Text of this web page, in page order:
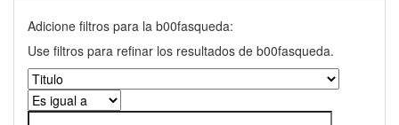
Adicione filtros para la b00fasqueda:
Use filtros para refinar los resultados de b00fasqueda.